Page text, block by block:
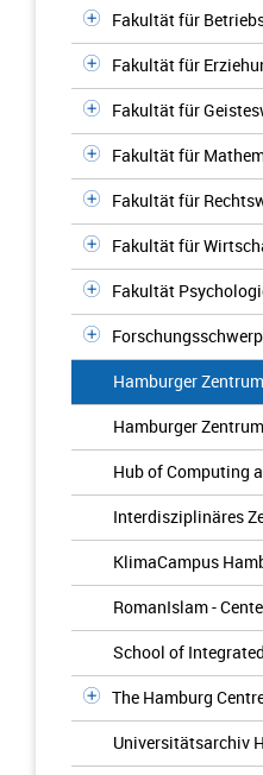
Fakultät für
Fakultät für
Fakultät für
Fakultät für
Fakultät für
Fakultät für
Fakultät
Hamburger
Hamburger
Hub of Computing
Interdisziplinäres
KlimaCampus
RomanIslam -
School of
The Hamburg
Universitätsarchiv